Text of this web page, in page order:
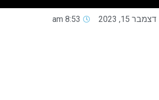
דצמבר 15, 2023 8:53 am